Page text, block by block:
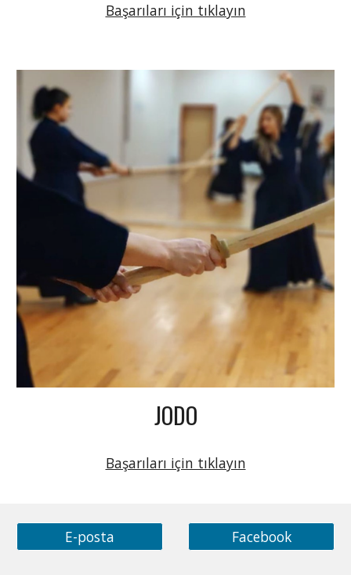
Başarıları için tıklayın
JODO
Başarıları için tıklayın
E-posta Facebook